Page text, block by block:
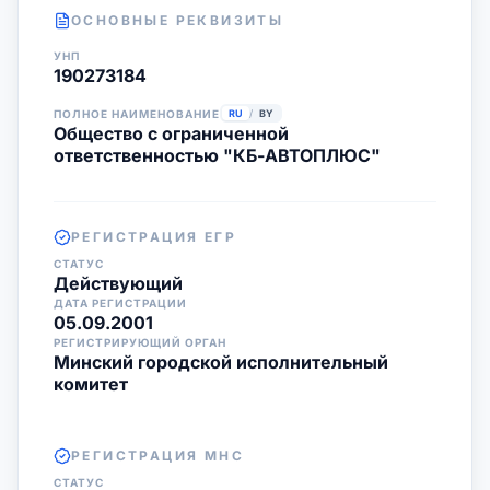
ОСНОВНЫЕ РЕКВИЗИТЫ
УНП
190273184
ПОЛНОЕ НАИМЕНОВАНИЕ RU / BY
Общество с ограниченной
ответственностью "КБ-АВТОПЛЮС"
РЕГИСТРАЦИЯ ЕГР
СТАТУС
Действующий
ДАТА РЕГИСТРАЦИИ
05.09.2001
РЕГИСТРИРУЮЩИЙ ОРГАН
Минский городской исполнительный
комитет
РЕГИСТРАЦИЯ МНС
СТАТУС